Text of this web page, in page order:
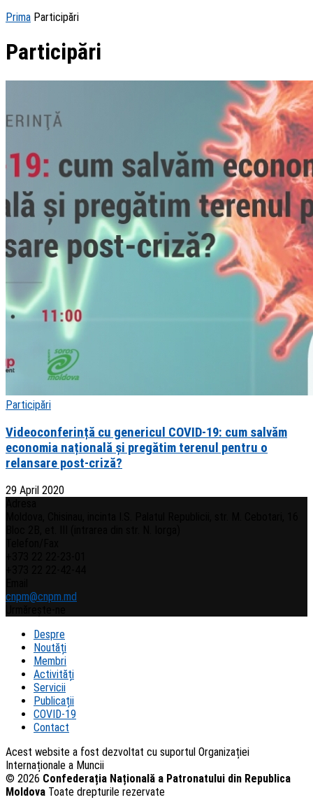
Prima Participări
Participări
Participări
Videoconferință cu genericul COVID-19: cum salvăm
economia națională și pregătim terenul pentru o
relansare post-criză?
29 April 2020
cnpm@cnpm.md
Despre
Noutăți
Membri
Activități
Servicii
Publicații
COVID-19
Contact
Acest website a fost dezvoltat cu suportul Organizației
Internaționale a Muncii
© 2026 Confederația Națională a Patronatului din Republica
Moldova Toate drepturile rezervate